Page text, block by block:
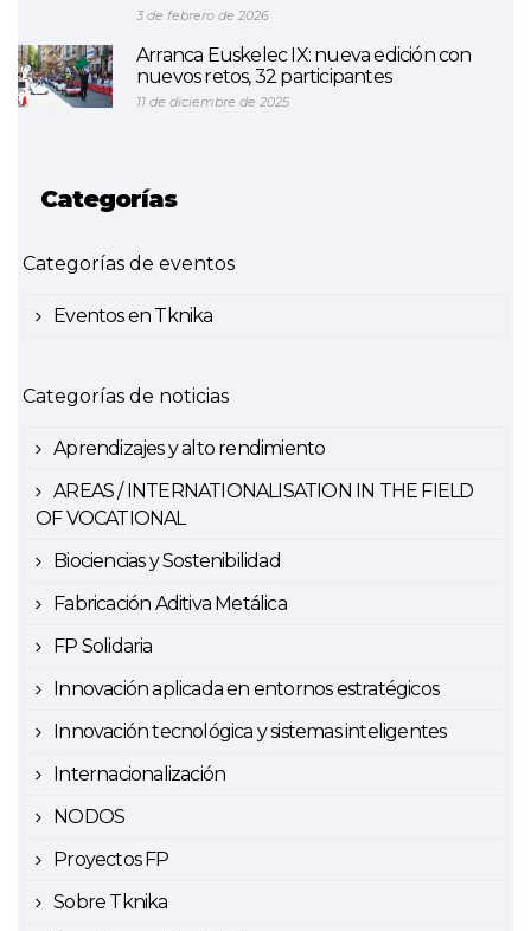
3 de febrero de 2026
Arranca Euskelec IX: nueva edición con
nuevos retos, 32 participantes
11 de diciembre de 2025
Categorías
Categorías de eventos
Eventos en Tknika
Categorías de noticias
Aprendizajes y alto rendimiento
AREAS / INTERNATIONALISATION IN THE FIELD
OF VOCATIONAL
Biociencias y Sostenibilidad
Fabricación Aditiva Metálica
FP Solidaria
Innovación aplicada en entornos estratégicos
Innovación tecnológica y sistemas inteligentes
Internacionalización
NODOS
Proyectos FP
Sobre Tknika